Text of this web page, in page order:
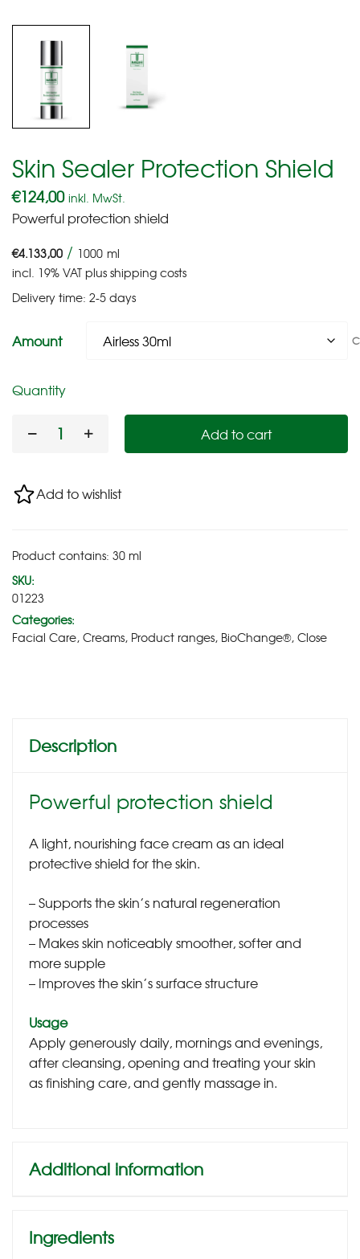
Skin Sealer Protection Shield
€124,00 inkl. MwSt.
Powerful protection shield
€4.133,00 / 1000 ml
incl. 19% VATplusshipping costs
Delivery time: 2-5 days
Amount
Quantity
Add to cart
Add to wishlist
Product contains: 30ml
SKU:
01223
Categories:
Facial Care, Creams, Product ranges, BioChange®, Close
Description
Powerful protection shield
A light, nourishing face cream as an ideal
protective shield for the skin.
– Supports the skin’s natural regeneration
processes
– Makes skin noticeably smoother, softer and
more supple
– Improves the skin’s surface structure
Usage
Apply generously daily, mornings and evenings,
after cleansing, opening and treating your skin
as finishing care, and gently massage in.
Additional information
Ingredients